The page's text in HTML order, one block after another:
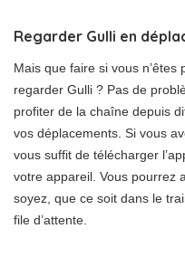
Regarder Gulli en
Mais que faire si vous
regarder Gulli ? Pas de
profiter de la chaîne depuis
vos déplacements. Si vous
vous suffit de télécharger
votre appareil. Vous pourrez
soyez, que ce soit dans le
file d’attente.